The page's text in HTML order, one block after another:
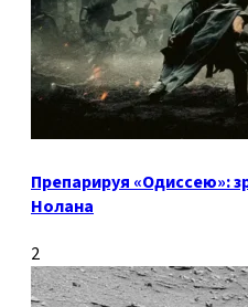
Препарируя «Одиссею»:
Нолана
2